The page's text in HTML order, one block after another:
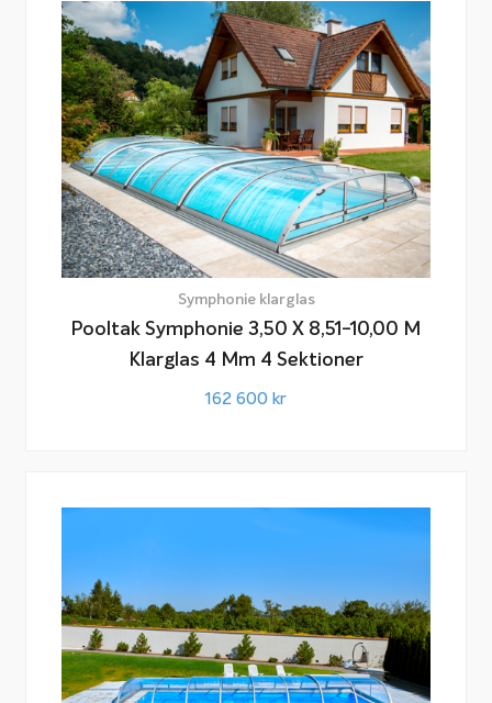
Symphonie klarglas
Pooltak Symphonie 3,50 X 8,51-10,00 M
Klarglas 4 Mm 4 Sektioner
162 600 kr